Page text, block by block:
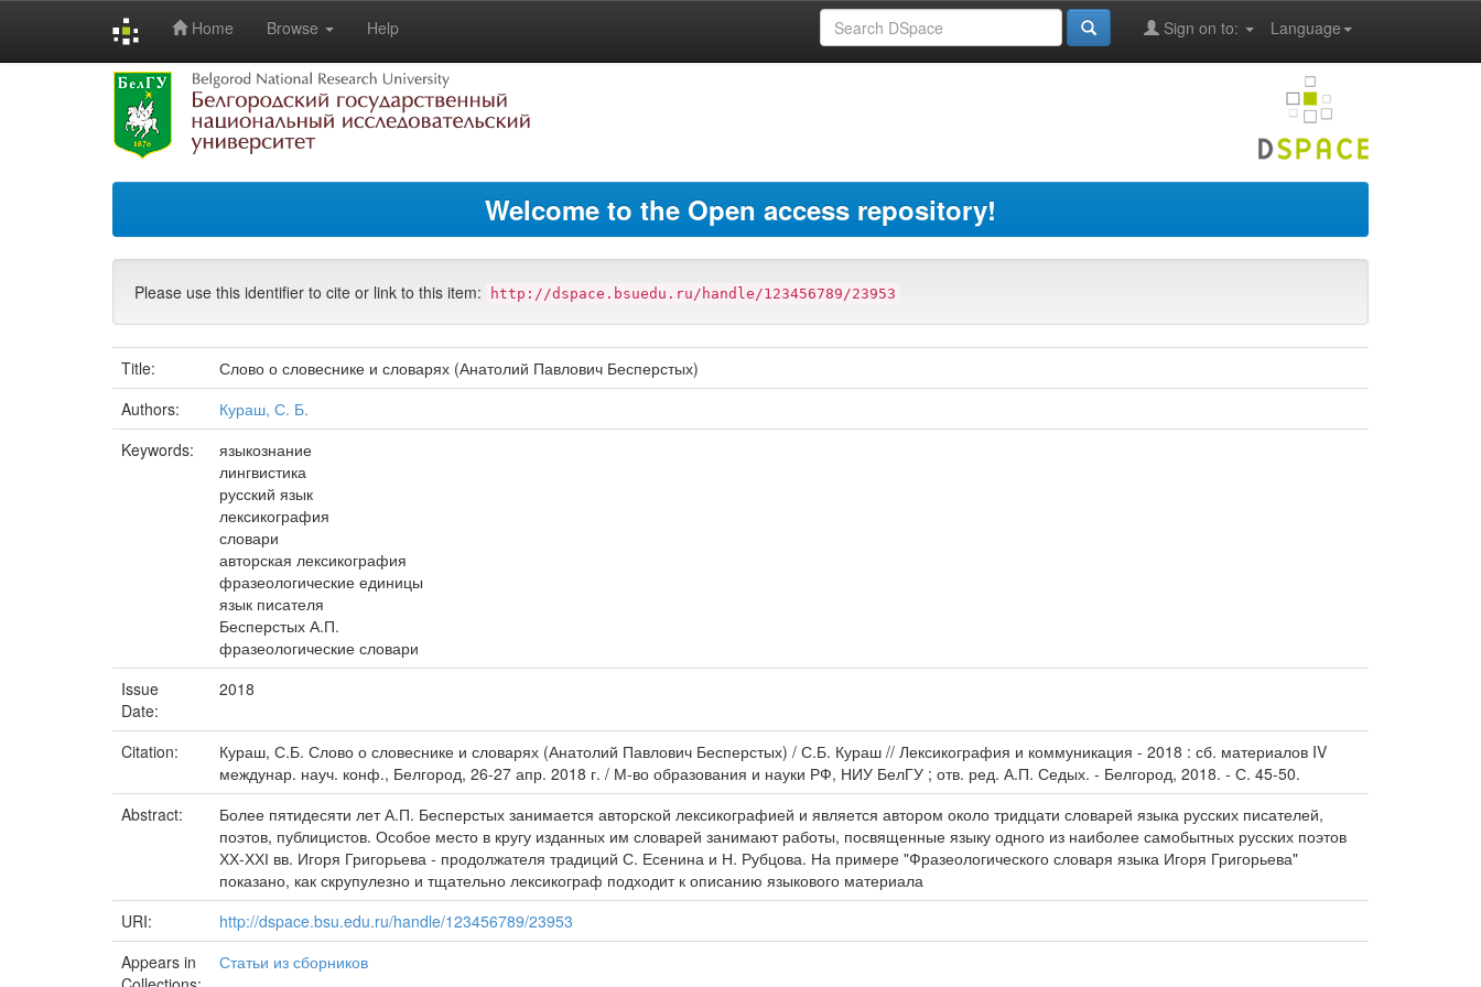
Home Browse Help Language
Sign on to:
Welcome to the Open access repository!
Please use this identifier to cite or link to this item: http://dspace.bsuedu.ru/handle/123456789/23953
Title:
Слово о словеснике и словарях (Анатолий Павлович Бесперстых)
Authors:
Кураш, С. Б.
Keywords:
языкознание
лингвистика
русский язык
лексикография
словари
авторская лексикография
фразеологические единицы
язык писателя
Бесперстых А.П.
фразеологические словари
Issue
Date:
2018
Citation:
Кураш, С.Б. Слово о словеснике и словарях (Анатолий Павлович Бесперстых) / С.Б. Кураш // Лексикография и коммуникация - 2018 : сб. материалов IV
междунар. науч. конф., Белгород, 26-27 апр. 2018 г. / М-во образования и науки РФ, НИУ БелГУ ; отв. ред. А.П. Седых. - Белгород, 2018. - С. 45-50.
Abstract:
Более пятидесяти лет А.П. Бесперстых занимается авторской лексикографией и является автором около тридцати словарей языка русских писателей,
поэтов, публицистов. Особое место в кругу изданных им словарей занимают работы, посвященные языку одного из наиболее самобытных русских поэтов
ХХ-ХХІ вв. Игоря Григорьева - продолжателя традиций С. Есенина и Н. Рубцова. На примере "Фразеологического словаря языка Игоря Григорьева"
показано, как скрупулезно и тщательно лексикограф подходит к описанию языкового материала
URI:
http://dspace.bsu.edu.ru/handle/123456789/23953
Appears in
Статьи из сборников